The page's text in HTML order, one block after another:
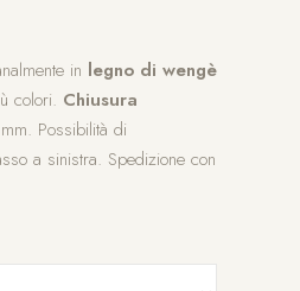
in legno di wengè
colori. Chiusura
Possibilità di
a sinistra. Spedizione con